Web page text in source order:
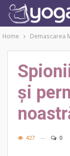
Home Demascarea
și
427 0